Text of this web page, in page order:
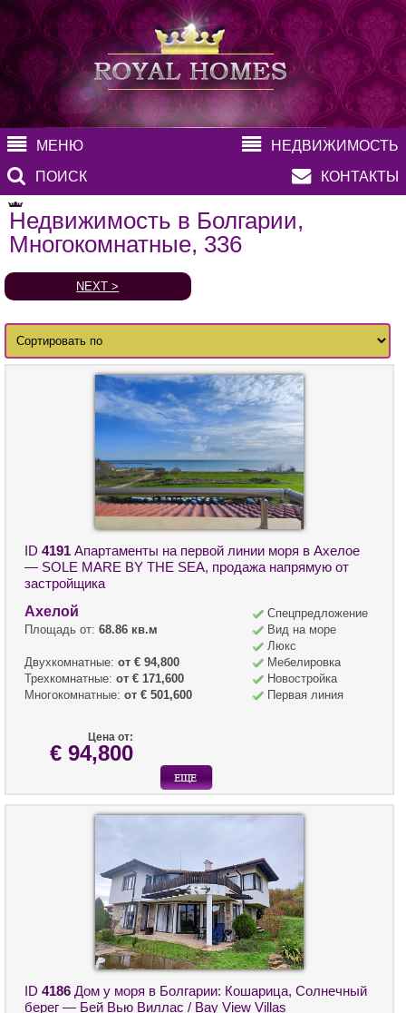
МЕНЮ
НЕДВИЖИМОСТЬ
ПОИСК
КОНТАКТЫ
Недвижимость в Болгарии,
Многокомнатные, 336
NEXT >
ID 4191 Апартаменты на первой линии моря в Ахелое
— SOLE MARE BY THE SEA, продажа напрямую от
застройщика
Ахелой
Площадь от: 68.86 кв.м
Двухкомнатные: от € 94,800
Трехкомнатные: от € 171,600
Многокомнатные: от € 501,600
Спецпредложение
Вид на море
Люкс
Мебелировка
Новостройка
Первая линия
Цена от:
€ 94,800
ID 4186 Дом у моря в Болгарии: Кошарица, Солнечный
берег — Бей Вью Виллас / Bay View Villas